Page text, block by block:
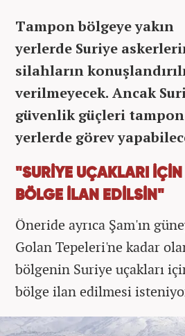
Tampon bölgeye yakın
yerlerde Suriye
silahların
verilmeyecek. Ancak
güvenlik güçleri tampon
yerlerde görev
"SURİYE UÇAKLARI
BÖLGE İLAN EDİLSİN"
Öneride ayrıca Şam'ın
Golan Tepeleri'ne kadar
bölgenin Suriye uçakları
bölge ilan edilmesi